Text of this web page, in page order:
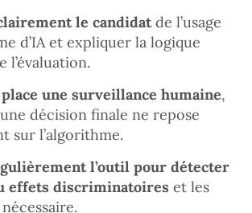
le candidatde l’usage
d’IA et expliquer la logique
l’évaluation.
une surveillance humaine,
décision finale ne repose
sur l’algorithme.
l’outil pour détecter
effets discriminatoires et les